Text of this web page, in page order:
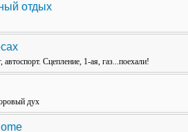
отдых
Сцепление, 1-ая, газ...поехали!
дух